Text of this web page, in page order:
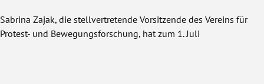
Sabrina Zajak, die stellvertretende Vorsitzende des Vereins für
Protest- und Bewegungsforschung, hat zum 1. Juli